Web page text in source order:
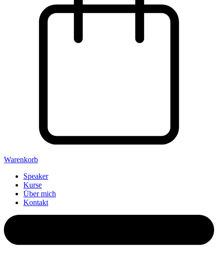
Warenkorb
Speaker
Kurse
Über mich
Kontakt